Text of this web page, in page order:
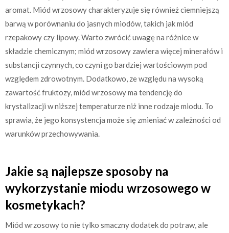
aromat. Miód wrzosowy charakteryzuje się również ciemniejszą
barwą w porównaniu do jasnych miodów, takich jak miód
rzepakowy czy lipowy. Warto zwrócić uwagę na różnice w
składzie chemicznym; miód wrzosowy zawiera więcej minerałów i
substancji czynnych, co czyni go bardziej wartościowym pod
względem zdrowotnym. Dodatkowo, ze względu na wysoką
zawartość fruktozy, miód wrzosowy ma tendencję do
krystalizacji w niższej temperaturze niż inne rodzaje miodu. To
sprawia, że jego konsystencja może się zmieniać w zależności od
warunków przechowywania.
Jakie są najlepsze sposoby na
wykorzystanie miodu wrzosowego w
kosmetykach?
Miód wrzosowy to nie tylko smaczny dodatek do potraw, ale